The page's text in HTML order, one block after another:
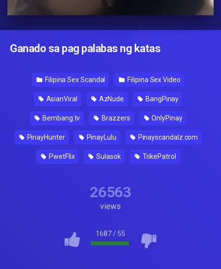
Ganado sa pag palabas ng katas
Filipina Sex Scandal Filipina Sex Video
AsianViral AzNude BangPinay
Bembang.tv Brazzers OnlyPinay
PinayHunter PinayLulu Pinayscandalz.com
PwetFlix Sulasok TrikePatrol
26563
views
1687 / 55